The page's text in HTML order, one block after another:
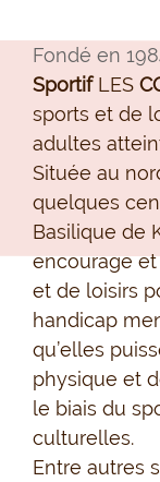
Fondé en
SportifLES
sports et de
adultes
Située au
quelques
Basilique de
encourage
et de loisirs
handicap
qu’elles
physique et
le biais du
culturelles.
Entre autres